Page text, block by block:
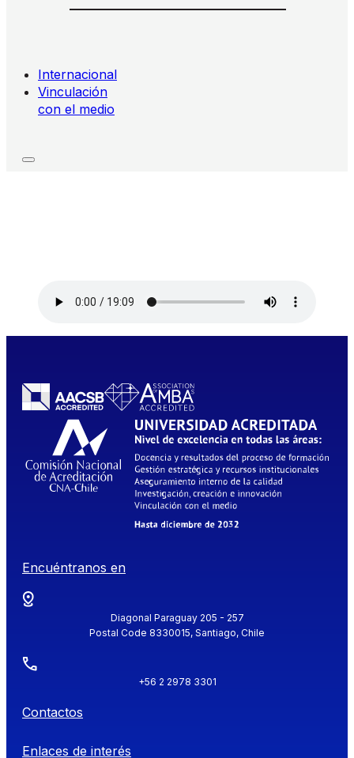
Internacional
Vinculación
con el medio
Encuéntranos en
Diagonal Paraguay 205 - 257
Postal Code 8330015, Santiago, Chile
+56 2 2978 3301
Contactos
Enlaces de interés